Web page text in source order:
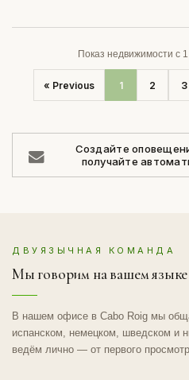
Показ недвижимости с
« Previous 1 2 3
Создайте
получайте
ДВУЯЗЫЧНАЯ КОМАНДА
Мы говорим на вашем
В нашем офисе в Cabo Roig мы
испанском, немецком, шведском и
ведём лично — от первого